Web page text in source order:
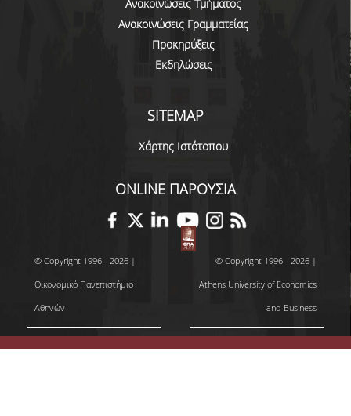
TUTORS ΦΟΙΤΗΤΩΝ
ΜΕΤΑΠΤΥΧΙΑΚΕΣ ΣΠΟΥΔΕΣ
ΠΡΟΓΡΑΜΜΑΤΑ ΜΕΤΑΠΤΥΧΙΑΚΩΝ ΣΠΟΥΔΩΝ
ΔΙΔΑΚΤΟΡΙΚΟ ΠΡΟΓΡΑΜΜΑ
ΔΙΔΑΚΤΟΡΕΣ ΤΟΥ ΤΜΗΜΑΤΟΣ
ΠΡΟΓΡΑΜΜΑ ERASMUS+
ΜΑΘΗΜΑΤΑ ΠΟΥ ΠΡΟΣΦΕΡΕΙ ΤΟ
ΤΜΗΜΑ
ΣΥΝΕΡΓΑΖΟΜΕΝΑ ΠΑΝΕΠΙΣΤΗΜΙΑ
Ανακοινώσεις Τμήματος
Ανακοινώσεις Γραμματείας
Προκηρύξεις
Εκδηλώσεις
SITEMAP
Χάρτης Ιστότοπου
ONLINE ΠΑΡΟΥΣΙΑ
© Copyright 1996 - 2026 |
Οικονομικό Πανεπιστήμιο
Αθηνών
© Copyright 1996 - 2026 |
Athens University of Economics
and Business